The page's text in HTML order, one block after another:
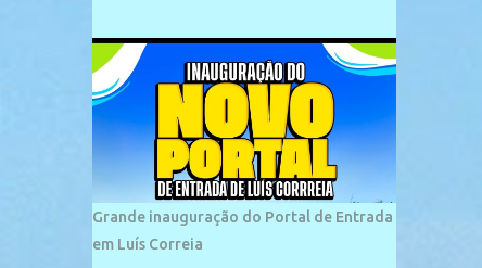
plana e retilínea na maior parte de sua
extensão, chegando a mais ou menos a 1,5
km de paisagens exuberantes. Possui ondas
suaves devido ao extensivo molhe de pedras
que não chegam a 2 metros de altura, não
apresentando dunas em seu espaço
geográfico. Não se sabe ao certo porque a
praia leva esse nome, e muitas das suas
Grande inauguração do Portal de Entrada
em Luís Correia